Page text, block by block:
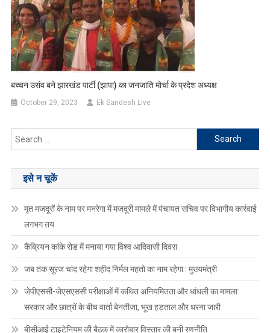
बच्चन उरांव बने झारखंड पार्टी (झापा) का जनजाति मोर्चा के प्रदेश अध्यक्ष
October 29, 2023 Ek Sandesh Live
Search
for:
इसे न चूकें
मृत मजदूरों के नाम पर मनरेगा में मजदूरी मामले में पंचायत सचिव पर विभागीय कार्रवाई
लगभग तय
कैंब्रियन कांके रोड में मनाया गया विश्व आदिवासी दिवस
जब तक सूरज चांद रहेगा शहीद निर्मल महतो का नाम रहेगा : मुख्यमंत्री
जेपीएससी-जेएसएससी परीक्षाओं में कथित अनियमितता और धांधली का मामला:
सरकार और छात्रों के बीच वार्ता बेनतीजा, भूख हड़ताल और धरना जारी
बीसीआई टाइटेनियम की बैठक में कारोबार विस्तार की बनी रणनीति